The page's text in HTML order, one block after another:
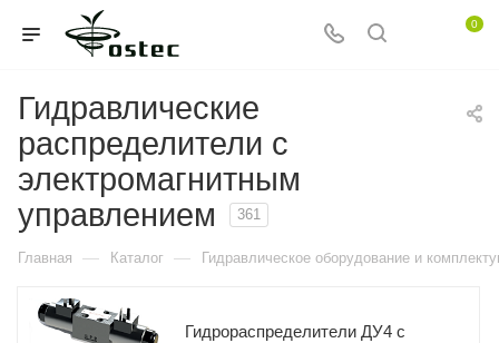
0
Гидравлические
распределители с
электромагнитным
управлением
361
Главная — Каталог — Гидравлическое оборудование и
Гидрораспределители ДУ4 с